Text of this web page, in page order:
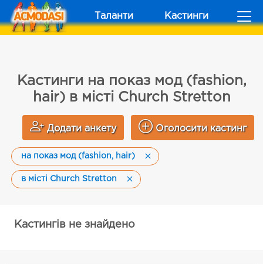
Таланти Кастинги
Кастинги на показ мод (fashion,
hair) в місті Church Stretton
Додати анкету Оголосити кастинг
на показ мод (fashion, hair)
в місті Church Stretton
Кастингів не знайдено